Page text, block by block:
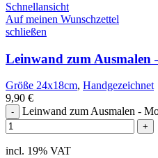
Schnellansicht
Auf meinen Wunschzettel
schließen
Leinwand zum Ausmalen
Größe 24x18cm, Handgezeichnet
9,90 €
Leinwand zum Ausmalen -
incl. 19% VAT